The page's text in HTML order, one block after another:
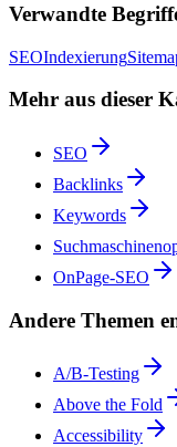
Verwandte
SEOIndexierung
Mehr aus dieser
SEO
Backlinks
Keywords
OnPage-SEO
Andere Themen
A/B-Testing
Above the Fold
Accessibility